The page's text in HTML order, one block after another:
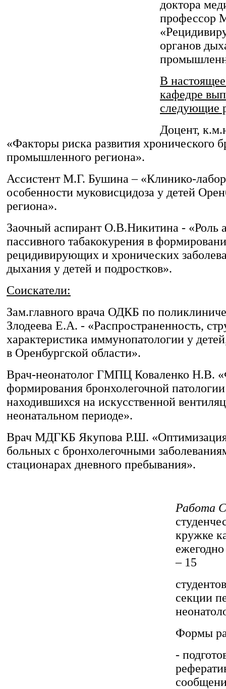
доктора
профессор
органов
В
кафедре
следующие
Доцент,
«Факторы риска развития хронического
промышленного региона».
Ассистент М.Г. Бушина – «Клинико-
особенности муковисцидоза у детей
региона».
Заочный аспирант О.В.Никитина - «Роль
пассивного табакокурения в
рецидивирующих и хронических
дыхания у детей и подростков».
Соискатели:
Зам.главного врача ОДКБ по
Злодеева Е.А. - «Распространенность,
характеристика иммунопатологии у
в Оренбургской области».
Врач-неонатолог ГМПЦ Коваленко Н.В.
формирования бронхолегочной
находившихся на искусственной
неонатальном периоде».
Врач МДГКБ Якупова Р.Ш.
больных с бронхолегочными
стационарах дневного пребывания».
Работа
кружке
– 15
секции
Формы
-